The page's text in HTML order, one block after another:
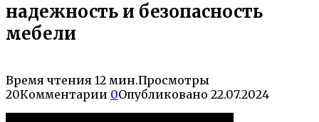
надежность и безопасность
мебели
Время чтения 12 мин.Просмотры
20Комментарии 0Опубликовано 22.07.2024